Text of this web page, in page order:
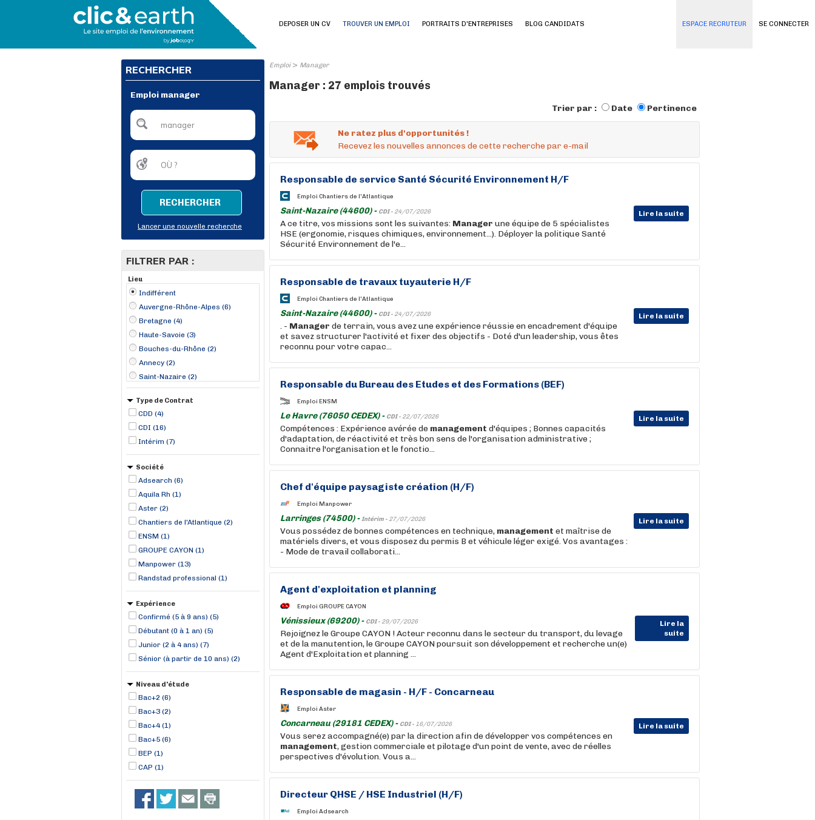
SE CONNECTER
DEPOSER UN CV TROUVER UN EMPLOI PORTRAITS D'ENTREPRISES BLOG CANDIDATS ESPACE RECRUTEUR
RECHERCHER
Emploi manager
RECHERCHER
Lancer une nouvelle recherche
FILTRER PAR :
Lieu
Indifférent
Auvergne-Rhône-Alpes (6)
Bretagne (4)
Haute-Savoie (3)
Bouches-du-Rhône (2)
Annecy (2)
Saint-Nazaire (2)
Aix-en-Provence (1)
Bry-sur-Marne (1)
Concarneau (1)
Dinard (1)
Gray (1)
Type de Contrat
CDD (4)
CDI (16)
Intérim (7)
Société
Adsearch (6)
Aquila Rh (1)
Aster (2)
Chantiers de l'Atlantique (2)
ENSM (1)
GROUPE CAYON (1)
Manpower (13)
Randstad professional (1)
Expérience
Confirmé (5 à 9 ans) (5)
Débutant (0 à 1 an) (5)
Junior (2 à 4 ans) (7)
Sénior (à partir de 10 ans) (2)
Niveau d'étude
Bac+2 (6)
Bac+3 (2)
Bac+4 (1)
Bac+5 (6)
BEP (1)
CAP (1)
Emploi> Manager
Manager : 27 emplois trouvés
Trier par : Date Pertinence
Ne ratez plus d'opportunités !
Recevez les nouvelles annonces de cette recherche par e-mail
Responsable de service Santé Sécurité Environnement H/F
Emploi Chantiers de l'Atlantique
Saint-Nazaire (44600) - CDI - 24/07/2026 Lire la suite
A ce titre, vos missions sont les suivantes: Manager une équipe de 5 spécialistes
HSE (ergonomie, risques chimiques, environnement...). Déployer la politique Santé
Sécurité Environnement de l'e...
Responsable de travaux tuyauterie H/F
Emploi Chantiers de l'Atlantique
Saint-Nazaire (44600) - CDI - 24/07/2026 Lire la suite
. - Manager de terrain, vous avez une expérience réussie en encadrement d'équipe
et savez structurer l'activité et fixer des objectifs - Doté d'un leadership, vous êtes
reconnu pour votre capac...
Responsable du Bureau des Etudes et des Formations (BEF)
Emploi ENSM
Le Havre (76050 CEDEX) - CDI - 22/07/2026 Lire la suite
Compétences : Expérience avérée de management d'équipes ; Bonnes capacités
d'adaptation, de réactivité et très bon sens de l'organisation administrative ;
Connaitre l'organisation et le fonctio...
Chef d'équipe paysagiste création (H/F)
Emploi Manpower
Larringes (74500) -Intérim - 27/07/2026 Lire la suite
Vous possédez de bonnes compétences en technique, management et maîtrise de
matériels divers, et vous disposez du permis B et véhicule léger exigé. Vos avantages :
- Mode de travail collaborati...
Agent d'exploitation et planning
Emploi GROUPE CAYON
Vénissieux (69200) - CDI - 29/07/2026
Lire la
suite
Rejoignez le Groupe CAYON ! Acteur reconnu dans le secteur du transport, du levage
et de la manutention, le Groupe CAYON poursuit son développement et recherche un(e)
Agent d'Exploitation et planning ...
Responsable de magasin - H/F - Concarneau
Emploi Aster
Concarneau (29181 CEDEX) - CDI - 16/07/2026 Lire la suite
Vous serez accompagné(e) par la direction afin de développer vos compétences en
management, gestion commerciale et pilotage d'un point de vente, avec de réelles
perspectives d'évolution. Vous a...
Directeur QHSE / HSE Industriel (H/F)
Emploi Adsearch